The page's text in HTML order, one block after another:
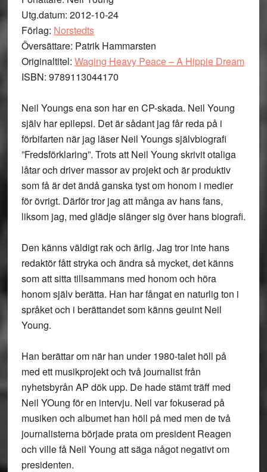
Utg.datum: 2012-10-24
Förlag: Norstedts
Översättare: Patrik Hammarsten
Originaltitel: Waging Heavy Peace – A Hippie Dream
ISBN: 9789113044170
Neil Youngs ena son har en CP-skada. Neil Young
själv har epilepsi. Det är sådant jag får reda på i
förbifarten när jag läser Neil Youngs självbiografi
”Fredsförklaring”. Trots att Neil Young skrivit otaliga
låtar och driver massor av projekt och är produktiv
som få är det ändå ganska tyst om honom i medier
för övrigt. Därför tror jag att många av hans fans,
liksom jag, med glädje slänger sig över hans biografi.
Den känns väldigt rak och ärlig. Jag tror inte hans
redaktör fått stryka och ändra så mycket, det känns
som att sitta tillsammans med honom och höra
honom själv berätta. Han har fångat en naturlig ton i
språket och i berättandet som känns geuint Neil
Young.
Han berättar om när han under 1980-talet höll på
med ett musikprojekt och två journalist från
nyhetsbyrån AP dök upp. De hade stämt träff med
Neil YOung för en intervju. Neil var fokuserad på
musiken och albumet han höll på med men de två
journalisterna började prata om president Reagen
och ville få Neil Young att säga något negativt om
presidenten.